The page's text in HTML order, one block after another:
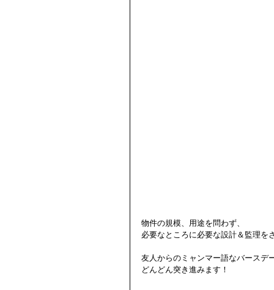
物件の規模、用途を問わず、
必要なところに必要な設計＆監理を
友人からのミャンマー語なバースデ
どんどん突き進みます！